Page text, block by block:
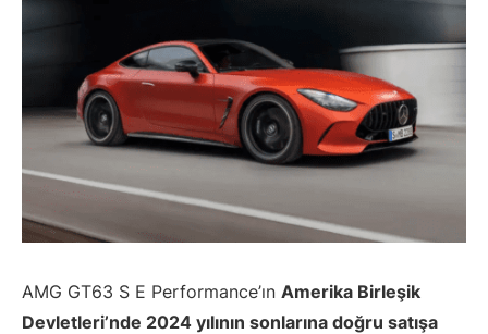
AMG GT63 S E Performance’ın Amerika Birleşik
Devletleri’nde 2024 yılının sonlarına doğru satışa